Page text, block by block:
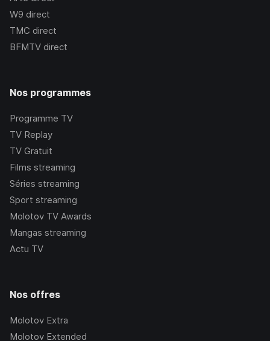
W9 direct
TMC direct
BFMTV direct
Nos programmes
Programme TV
TV Replay
TV Gratuit
Films streaming
Séries streaming
Sport streaming
Molotov TV Awards
Mangas streaming
Actu TV
Nos offres
Molotov Extra
Molotov Extended